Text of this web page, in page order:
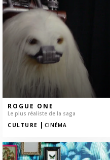
ROGUE ONE
Le plus réaliste de la saga
CULTURE | CINÉMA